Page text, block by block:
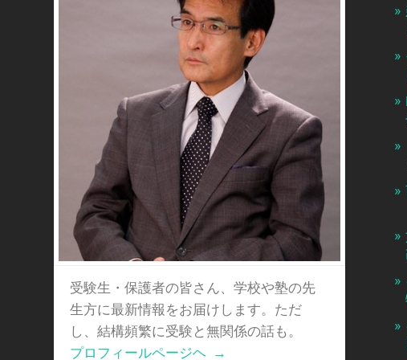
受験生・保護者の皆さん、学校や塾の先
生方に最新情報をお届けします。ただ
し、結構頻繁に受験と無関係の話も。
プロフィールページヘ →